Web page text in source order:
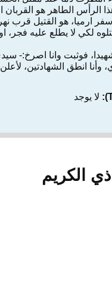
الرأس الطاهر هو
ارميا، هو القتيل قرب
لكي لا يطلع عليه
فوثبت وانا اصرخ:-
انطق الشهادتين،
لا يوجد
الكريم